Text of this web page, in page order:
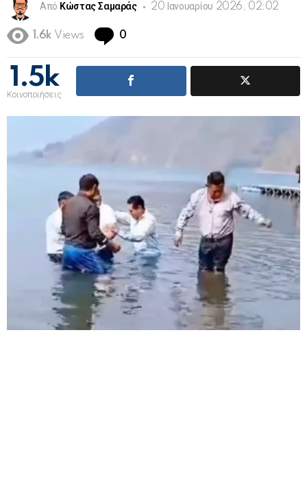
Από Κώστας Σαμαράς 20 Ιανουαρίου 2026, 02:02
1.6k Views 0
1.5k
Κοινοποιήσεις